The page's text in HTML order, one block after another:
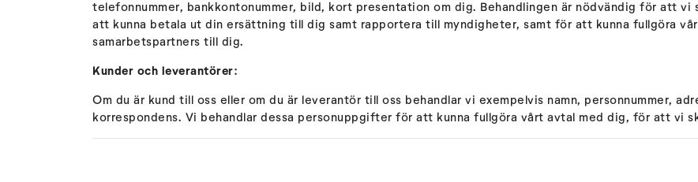
telefonnummer, bankkontonummer, bild, kort presentation om dig. Behandlingen är nödvändig för att
att kunna betala ut din ersättning till dig samt rapportera till myndigheter, samt för att kunna fullgöra
samarbetspartners till dig.
Kunder och leverantörer:
Om du är kund till oss eller om du är leverantör till oss behandlar vi exempelvis namn, personnummer,
korrespondens. Vi behandlar dessa personuppgifter för att kunna fullgöra vårt avtal med dig, för att vi